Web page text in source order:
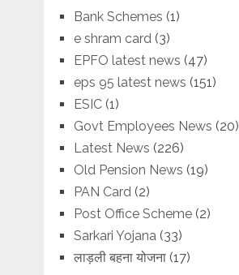
Bank Schemes (1)
e shram card (3)
EPFO latest news (47)
eps 95 latest news (151)
ESIC(1)
Govt Employees News (20)
Latest News (226)
Old Pension News (19)
PAN Card (2)
Post Office Scheme(2)
Sarkari Yojana (33)
लाड़ली बहना योजना(17)